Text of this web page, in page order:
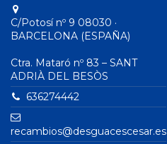
C/Potosí nº 9 08030 ·
BARCELONA (ESPAÑA)
Ctra. Mataró nº 83 – SANT
ADRIÀ DEL BESÒS
636274442
recambios@desguacescesar.es